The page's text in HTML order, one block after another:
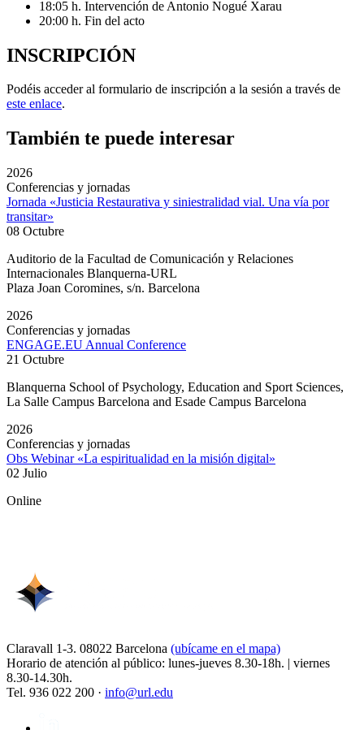
18:05 h. Intervención de Antonio Nogué Xarau
20:00 h. Fin del acto
INSCRIPCIÓN
Podéis acceder al formulario de inscripción a la sesión a través de
este enlace.
También te puede interesar
2026
Conferencias y jornadas
Jornada «Justicia Restaurativa y siniestralidad vial. Una vía por
transitar»
08 Octubre
Auditorio de la Facultad de Comunicación y Relaciones
Internacionales Blanquerna-URL
Plaza Joan Coromines, s/n. Barcelona
2026
Conferencias y jornadas
ENGAGE.EU Annual Conference
21 Octubre
Blanquerna School of Psychology, Education and Sport Sciences,
La Salle Campus Barcelona and Esade Campus Barcelona
2026
Conferencias y jornadas
Obs Webinar «La espiritualidad en la misión digital»
02 Julio
Online
Claravall 1-3. 08022 Barcelona (ubícame en el mapa)
Horario de atención al público: lunes-jueves 8.30-18h. | viernes
8.30-14.30h.
Tel. 936 022 200 · info@url.edu